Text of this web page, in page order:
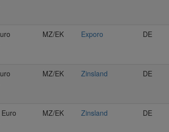
MZ/EK Exporo DE
MZ/EK Zinsland DE
MZ/EK Zinsland DE